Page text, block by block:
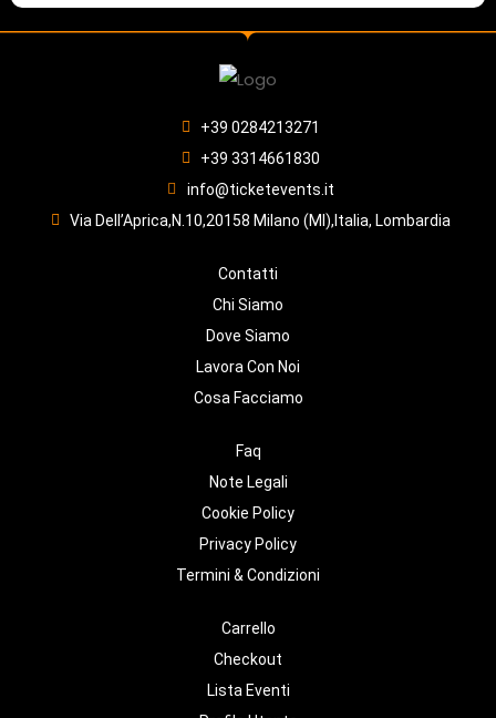
+39 0284213271
+39 3314661830
info@ticketevents.it
Via Dell’Aprica,N.10,20158 Milano (MI),Italia, Lombardia
Contatti
Chi Siamo
Dove Siamo
Lavora Con Noi
Cosa Facciamo
Faq
Note Legali
Cookie Policy
Privacy Policy
Termini & Condizioni
Carrello
Checkout
Lista Eventi